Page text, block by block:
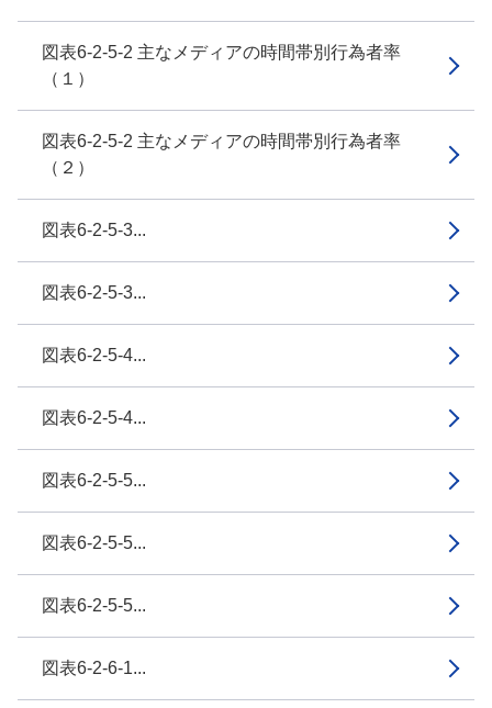
図表6-2-5-2 主なメディアの時間帯別行為者率
（１）
図表6-2-5-2 主なメディアの時間帯別行為者率
（２）
図表6-2-5-3...
図表6-2-5-3...
図表6-2-5-4...
図表6-2-5-4...
図表6-2-5-5...
図表6-2-5-5...
図表6-2-5-5...
図表6-2-6-1...